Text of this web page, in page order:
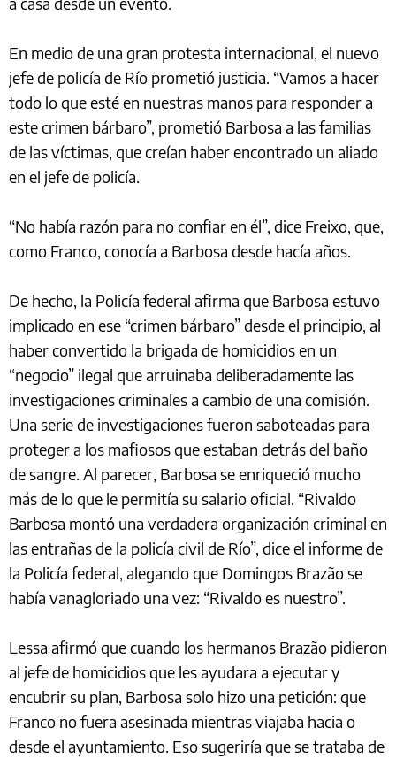
En medio de una gran protesta internacional, el nuevo
jefe de policía de Río prometió justicia. “Vamos a hacer
todo lo que esté en nuestras manos para responder a
este crimen bárbaro”, prometió Barbosa a las familias
de las víctimas, que creían haber encontrado un aliado
en el jefe de policía.
“No había razón para no confiar en él”, dice Freixo, que,
como Franco, conocía a Barbosa desde hacía años.
De hecho, la Policía federal afirma que Barbosa estuvo
implicado en ese “crimen bárbaro” desde el principio, al
haber convertido la brigada de homicidios en un
“negocio” ilegal que arruinaba deliberadamente las
investigaciones criminales a cambio de una comisión.
Una serie de investigaciones fueron saboteadas para
proteger a los mafiosos que estaban detrás del baño
de sangre. Al parecer, Barbosa se enriqueció mucho
más de lo que le permitía su salario oficial. “Rivaldo
Barbosa montó una verdadera organización criminal en
las entrañas de la policía civil de Río”, dice el informe de
la Policía federal, alegando que Domingos Brazão se
había vanagloriado una vez: “Rivaldo es nuestro”.
Lessa afirmó que cuando los hermanos Brazão pidieron
al jefe de homicidios que les ayudara a ejecutar y
encubrir su plan, Barbosa solo hizo una petición: que
Franco no fuera asesinada mientras viajaba hacia o
desde el ayuntamiento. Eso sugeriría que se trataba de